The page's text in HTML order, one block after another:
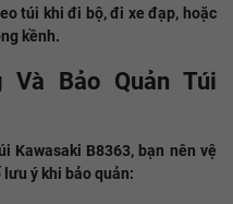
túi khi đi bộ, đi xe đạp, hoặc
kềnh.
Và Bảo Quản Túi
Kawasaki B8363, bạn nên vệ
ý khi bảo quản: